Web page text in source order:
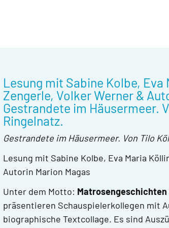
Lesung mit Sabine Kolbe, Eva
Zengerle, Volker Werner &
Gestrandete im Häusermeer.
Ringelnatz.
Gestrandete im Häusermeer. Von Tilo
Lesung mit Sabine Kolbe, Eva Maria
Autorin Marion Magas
Unter dem Motto:
präsentieren Schauspielerkollegen mit
biographische Textcollage. Es sind